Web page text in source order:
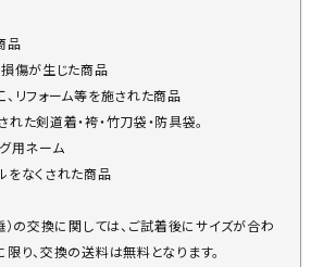
品
損傷が生じた商品
、リフォーム等を施された商品
た剣道着・袴・竹刀袋・防具袋。
用ネーム
をなくされた商品
）の交換に関しては、ご試着後にサイズが合わ
り、交換の送料は無料となります。